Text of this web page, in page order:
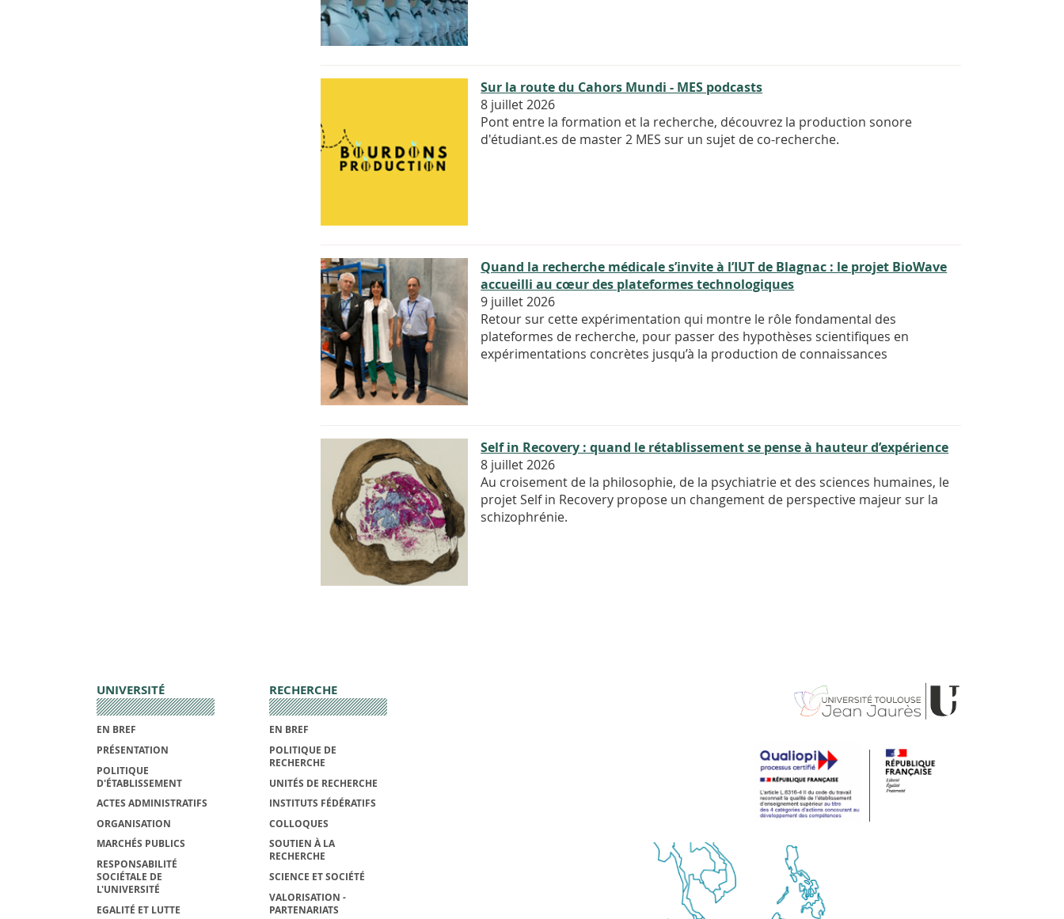
Sur la route du Cahors Mundi - MES podcasts
8 juillet 2026
Pont entre la formation et la recherche, découvrez la production sonore
d'étudiant.es de master 2 MES sur un sujet de co-recherche.
Quand la recherche médicale s’invite à l’IUT de Blagnac : le projet BioWave
accueilli au cœur des plateformes technologiques
9 juillet 2026
Retour sur cette expérimentation qui montre le rôle fondamental des
plateformes de recherche, pour passer des hypothèses scientifiques en
expérimentations concrètes jusqu’à la production de connaissances
Self in Recovery : quand le rétablissement se pense à hauteur d’expérience
8 juillet 2026
Au croisement de la philosophie, de la psychiatrie et des sciences humaines, le
projet Self in Recovery propose un changement de perspective majeur sur la
schizophrénie.
UNIVERSITÉ
EN BREF
PRÉSENTATION
POLITIQUE
D'ÉTABLISSEMENT
ACTES ADMINISTRATIFS
ORGANISATION
MARCHÉS PUBLICS
RESPONSABILITÉ
SOCIÉTALE DE
L'UNIVERSITÉ
EGALITÉ ET LUTTE
RECHERCHE
EN BREF
POLITIQUE DE
RECHERCHE
UNITÉS DE RECHERCHE
INSTITUTS FÉDÉRATIFS
COLLOQUES
SOUTIEN À LA
RECHERCHE
SCIENCE ET SOCIÉTÉ
VALORISATION -
PARTENARIATS